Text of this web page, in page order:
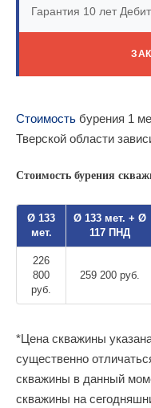
Гарантия 10 лет
Стоимость бурения 1
Тверской области
Стоимость бурения
Ø 133
мет.
Ø 133 мет. + Ø
117 ПНД
226
800
руб.
259 200 руб.
*Цена скважины
существенно
скважины в данный
скважины на